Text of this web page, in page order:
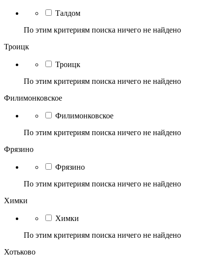
Талдом
По этим критериям поиска ничего не найдено
Троицк
Троицк
По этим критериям поиска ничего не найдено
Филимонковское
Филимонковское
По этим критериям поиска ничего не найдено
Фрязино
Фрязино
По этим критериям поиска ничего не найдено
Химки
Химки
По этим критериям поиска ничего не найдено
Хотьково